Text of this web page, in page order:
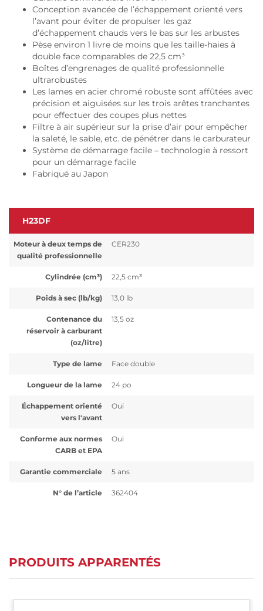
Conception avancée de l’échappement orienté vers
l’avant pour éviter de propulser les gaz
d’échappement chauds vers le bas sur les arbustes
Pèse environ 1 livre de moins que les taille-haies à
double face comparables de 22,5 cm³
Boîtes d’engrenages de qualité professionnelle
ultrarobustes
Les lames en acier chromé robuste sont affûtées avec
précision et aiguisées sur les trois arêtes tranchantes
pour effectuer des coupes plus nettes
Filtre à air supérieur sur la prise d’air pour empêcher
la saleté, le sable, etc. de pénétrer dans le carburateur
Système de démarrage facile – technologie à ressort
pour un démarrage facile
Fabriqué au Japon
H23DF
Moteur à deux temps de
qualité professionnelle
CER230
Cylindrée (cm³) 22,5 cm³
Poids à sec (lb/kg) 13,0 lb
Contenance du
réservoir à carburant
(oz/litre)
13,5 oz
Type de lame Face double
Longueur de la lame 24 po
Échappement orienté
vers l'avant
Oui
Conforme aux normes
CARB et EPA
Oui
Garantie commerciale 5 ans
N° de l’article 362404
PRODUITS APPARENTÉS